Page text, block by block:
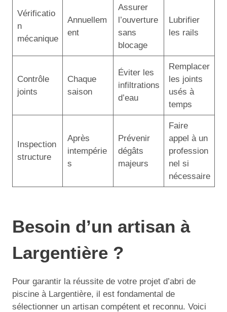
Vérificatio
n
mécanique
Annuellem
ent
Assurer
l’ouverture
sans
blocage
Lubrifier
les rails
Contrôle
joints
Chaque
saison
Éviter les
infiltrations
d’eau
Remplacer
les joints
usés à
temps
Inspection
structure
Après
intempérie
s
Prévenir
dégâts
majeurs
Faire
appel à un
profession
nel si
nécessaire
Besoin d’un artisan à
Largentière ?
Pour garantir la réussite de votre projet d’abri de
piscine à Largentière, il est fondamental de
sélectionner un artisan compétent et reconnu. Voici